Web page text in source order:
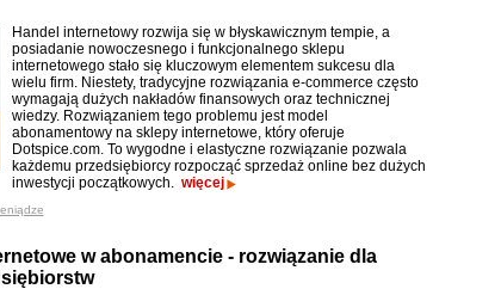
Handel internetowy rozwija się w błyskawicznym tempie, a
posiadanie nowoczesnego i funkcjonalnego sklepu
internetowego stało się kluczowym elementem sukcesu dla
wielu firm. Niestety, tradycyjne rozwiązania e-commerce często
wymagają dużych nakładów finansowych oraz technicznej
wiedzy. Rozwiązaniem tego problemu jest model
abonamentowy na sklepy internetowe, który oferuje
Dotspice.com. To wygodne i elastyczne rozwiązanie pozwala
każdemu przedsiębiorcy rozpocząć sprzedaż online bez dużych
inwestycji początkowych. więcej
w abonamencie - rozwiązanie dla